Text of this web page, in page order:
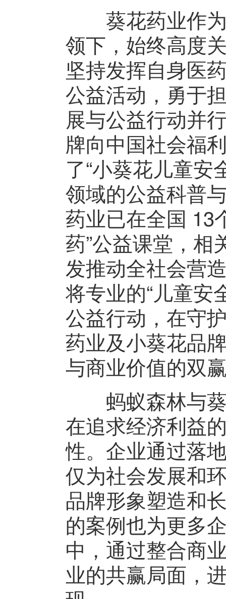
葵花药业作为
领下，始终高度
坚持发挥自身医
公益活动，勇于
展与公益行动并
牌向中国社会福
了“小葵花儿童安
领域的公益科普
药业已在全国 13
药”公益课堂，相
发推动全社会营
将专业的“儿童安
公益行动，在守
药业及小葵花品
与商业价值的双
蚂蚁森林与葵
在追求经济利益
性。企业通过落
仅为社会发展和
品牌形象塑造和
的案例也为更多
中，通过整合商
业的共赢局面，